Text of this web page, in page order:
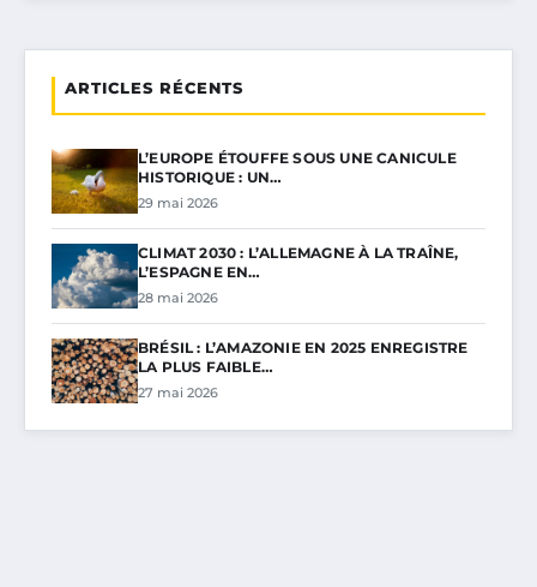
ARTICLES RÉCENTS
L’EUROPE ÉTOUFFE SOUS UNE CANICULE
HISTORIQUE : UN…
29 mai 2026
CLIMAT 2030 : L’ALLEMAGNE À LA TRAÎNE,
L’ESPAGNE EN…
28 mai 2026
BRÉSIL : L’AMAZONIE EN 2025 ENREGISTRE
LA PLUS FAIBLE…
27 mai 2026